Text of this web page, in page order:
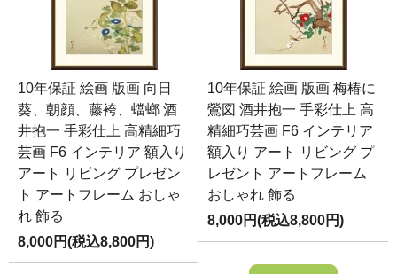
10年保証 絵画 版画 向日
葵、朝顔、藤袴、蟷螂 酒
井抱一 手彩仕上 高精細巧
芸画 F6 インテリア 額入り
アート リビング プレゼン
ト アートフレーム おしゃ
れ 飾る
8,000円(税込8,800円)
10年保証 絵画 版画 梅椿に
鶯図 酒井抱一 手彩仕上 高
精細巧芸画 F6 インテリア
額入り アート リビング プ
レゼント アートフレーム
おしゃれ 飾る
8,000円(税込8,800円)